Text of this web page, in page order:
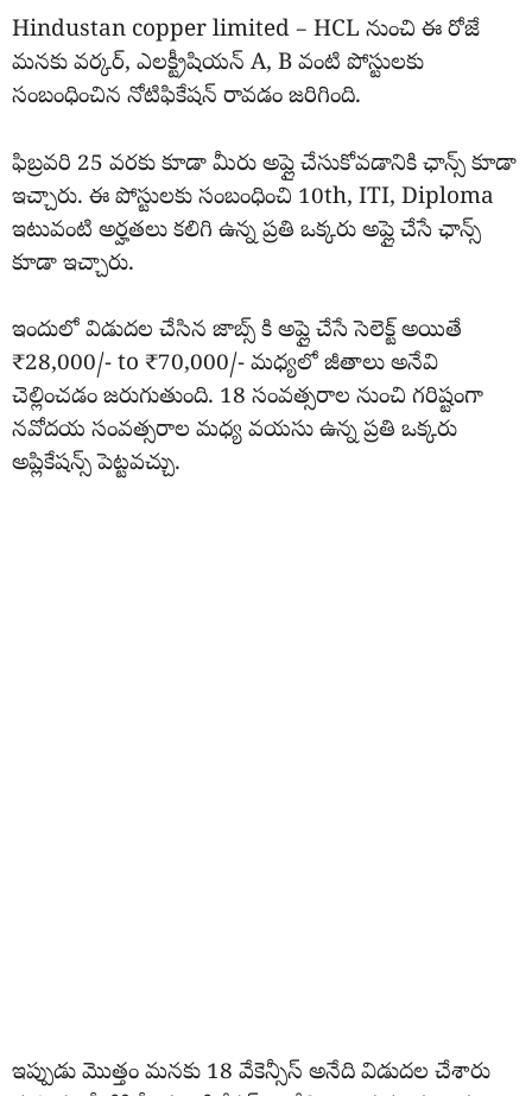
Hindustan copper limited – HCL నుంచి ఈ రోజే
మనకు వర్కర్, ఎలక్ట్రీషియన్ A, B వంటి పోస్టులకు
సంబంధించిన నోటిఫికేషన్ రావడం జరిగింది.
ఫిబ్రవరి 25 వరకు కూడా మీరు అప్లై చేసుకోవడానికి ఛాన్స్ కూడా
ఇచ్చారు. ఈ పోస్టులకు సంబంధించి 10th, ITI, Diploma
ఇటువంటి అర్హతలు కలిగి ఉన్న ప్రతి ఒక్కరు అప్లై చేసే ఛాన్స్
కూడా ఇచ్చారు.
ఇందులో విడుదల చేసిన జాబ్స్ కి అప్లై చేసే సెలెక్ట్ అయితే
₹28,000/- to ₹70,000/- మధ్యలో జీతాలు అనేవి
చెల్లించడం జరుగుతుంది. 18 సంవత్సరాల నుంచి గరిష్టంగా
నవోదయ సంవత్సరాల మధ్య వయసు ఉన్న ప్రతి ఒక్కరు
అప్లికేషన్స్ పెట్టవచ్చు.
ఇప్పుడు మొత్తం మనకు 18 వేకెన్సీస్ అనేది విడుదల చేశారు